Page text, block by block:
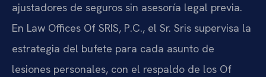
ajustadores de seguros sin asesoría legal previa.
En Law Offices Of SRIS, P.C., el Sr. Sris supervisa la
estrategia del bufete para cada asunto de
lesiones personales, con el respaldo de los Of